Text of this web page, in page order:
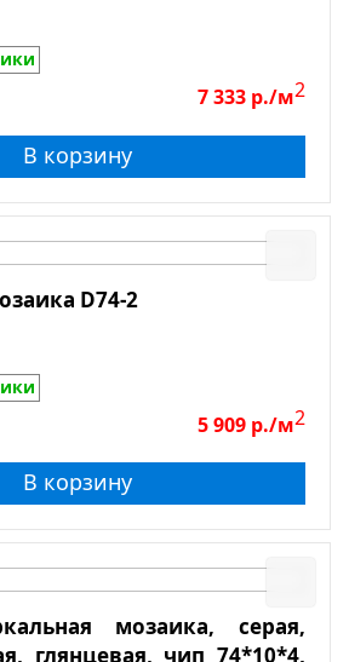
7 333 р./м2
В корзину
D74-2
5 909 р./м2
В корзину
мозаика, серая,
глянцевая, чип 74*10*4,